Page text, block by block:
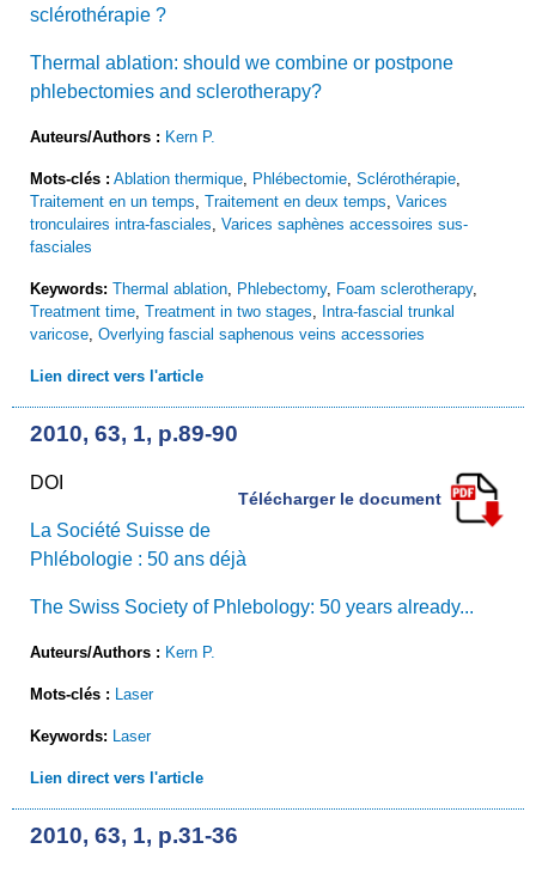
sclérothérapie ?
Thermal ablation: should we combine or postpone
phlebectomies and sclerotherapy?
Auteurs/Authors : Kern P.
Mots-clés : Ablation thermique Phlébectomie Sclérothérapie
Traitement en un temps Traitement en deux temps Varices
tronculaires intra-fasciales Varices saphènes accessoires sus-
fasciales
Keywords: Thermal ablation Phlebectomy, Foam sclerotherapy,
Treatment time Treatment in two stages
Intra-fascial trunkal
varicose Overlying fascial saphenous veins accessories
Lien direct vers l'article
2010, 63, 1, p.89-90
DOI
Télécharger le document
La Société Suisse de
Phlébologie : 50 ans déjà
The Swiss Society of Phlebology: 50 years already...
Auteurs/Authors : Kern P.
Mots-clés : Laser
Keywords: Laser
Lien direct vers l'article
2010, 63, 1, p.31-36